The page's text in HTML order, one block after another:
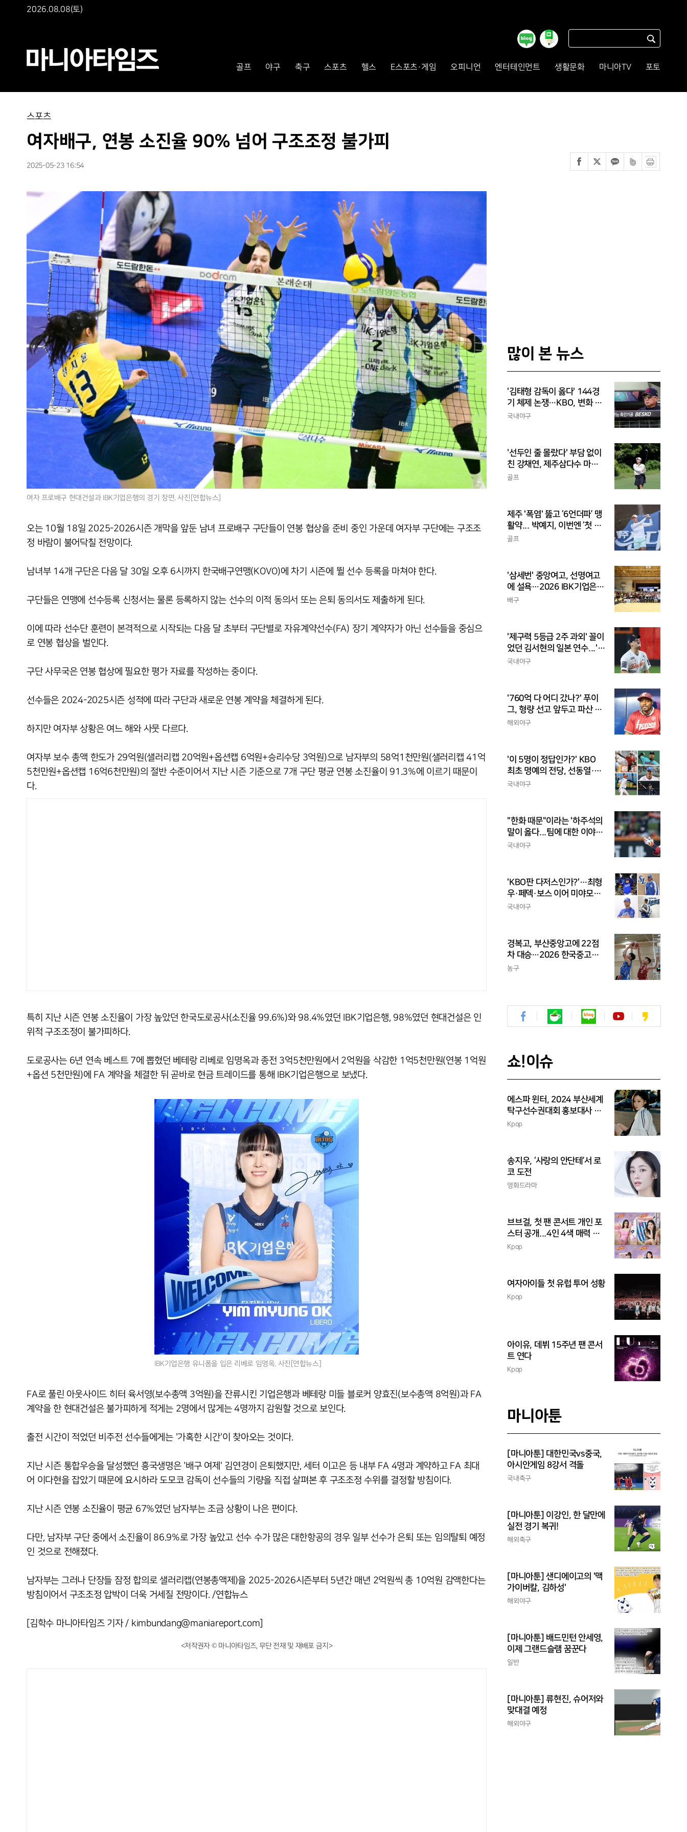
2026.08.08(토)
골프 야구 축구 스포츠 헬스 E스포츠·게임 오피니언 엔터테인먼트 생활문화 마니아TV 포토
스포츠
여자배구, 연봉 소진율 90% 넘어 구조조정 불가피
2025-05-23 16:54
여자 프로배구 현대건설과 IBK기업은행의 경기 장면. 사진[연합뉴스]
오는 10월 18일 2025-2026시즌 개막을 앞둔 남녀 프로배구 구단들이 연봉 협상을 준비 중인 가운데 여자부 구단에는 구조조
정 바람이 불어닥칠 전망이다.
남녀부 14개 구단은 다음 달 30일 오후 6시까지 한국배구연맹(KOVO)에 차기 시즌에 뛸 선수 등록을 마쳐야 한다.
구단들은 연맹에 선수등록 신청서는 물론 등록하지 않는 선수의 이적 동의서 또는 은퇴 동의서도 제출하게 된다.
이에 따라 선수단 훈련이 본격적으로 시작되는 다음 달 초부터 구단별로 자유계약선수(FA) 장기 계약자가 아닌 선수들을 중심으
로 연봉 협상을 벌인다.
구단 사무국은 연봉 협상에 필요한 평가 자료를 작성하는 중이다.
선수들은 2024-2025시즌 성적에 따라 구단과 새로운 연봉 계약을 체결하게 된다.
하지만 여자부 상황은 여느 해와 사뭇 다르다.
여자부 보수 총액 한도가 29억원(샐러리캡 20억원+옵션캡 6억원+승리수당 3억원)으로 남자부의 58억1천만원(샐러리캡 41억
5천만원+옵션캡 16억6천만원)의 절반 수준이어서 지난 시즌 기준으로 7개 구단 평균 연봉 소진율이 91.3%에 이르기 때문이
다.
특히 지난 시즌 연봉 소진율이 가장 높았던 한국도로공사(소진율 99.6%)와 98.4%였던 IBK기업은행, 98%였던 현대건설은 인
위적 구조조정이 불가피하다.
도로공사는 6년 연속 베스트 7에 뽑혔던 베테랑 리베로 임명옥과 종전 3억5천만원에서 2억원을 삭감한 1억5천만원(연봉 1억원
+옵션 5천만원)에 FA 계약을 체결한 뒤 곧바로 현금 트레이드를 통해 IBK기업은행으로 보냈다.
IBK기업은행 유니폼을 입은 리베로 임명옥. 사진[연합뉴스]
FA로 풀린 아웃사이드 히터 육서영(보수총액 3억원)을 잔류시킨 기업은행과 베테랑 미들 블로커 양효진(보수총액 8억원)과 FA
계약을 한 현대건설은 불가피하게 적게는 2명에서 많게는 4명까지 감원할 것으로 보인다.
출전 시간이 적었던 비주전 선수들에게는 '가혹한 시간'이 찾아오는 것이다.
지난 시즌 통합우승을 달성했던 흥국생명은 '배구 여제' 김연경이 은퇴했지만, 세터 이고은 등 내부 FA 4명과 계약하고 FA 최대
어 이다현을 잡았기 때문에 요시하라 도모코 감독이 선수들의 기량을 직접 살펴본 후 구조조정 수위를 결정할 방침이다.
지난 시즌 연봉 소진율이 평균 67%였던 남자부는 조금 상황이 나은 편이다.
다만, 남자부 구단 중에서 소진율이 86.9%로 가장 높았고 선수 수가 많은 대한항공의 경우 일부 선수가 은퇴 또는 임의탈퇴 예정
인 것으로 전해졌다.
남자부는 그러나 단장들 잠정 합의로 샐러리캡(연봉총액제)을 2025-2026시즌부터 5년간 매년 2억원씩 총 10억원 감액한다는
방침이어서 구조조정 압박이 더욱 거세질 전망이다. /연합뉴스
[김학수 마니아타임즈 기자 / kimbundang@maniareport.com]
<저작권자 © 마니아타임즈, 무단 전재 및 재배포 금지>
많이 본 뉴스
'김태형 감독이 옳다' 144경
기 체제 논쟁…KBO, 변화 고
민해야, 환경에 맞는 경기 수
국내야구
'선두인 줄 몰랐다' 부담 없이
친 강채연, 제주삼다수 마스
터스 2R 단독 선두
골프
제주 '폭염' 뚫고 ‘6언더파’ 맹
활약... 박예지, 이번엔 ‘첫 우
승’ 가나
골프
'삼세번' 중앙여고, 선명여고
에 설욕…2026 IBK기업은행
배 전국중고배구대회 우승
배구
'제구력 5등급 2주 과외' 꼴이
었던 김서현의 일본 연수...'종
합검진표'에 불과
국내야구
'760억 다 어디 갔나?' 푸이
그, 형량 선고 앞두고 파산 신
청
해외야구
'이 5명이 정답인가?' KBO
최초 명예의 전당, 선동열·최
동원·이승엽·송진우·김응용
국내야구
"한화 때문"이라는 '하주석의
말이 옳다...팀에 대한 이야
기, 끝까지 안 하는 게 도리
국내야구
'KBO판 다저스인가?'…최형
우·페덱·보스 이어 미야모리
까지, 삼성의 '스펙 만렙' 승부
국내야구
경복고, 부산중앙고에 22점
차 대승…2026 한국중고농
구 주말리그 왕중왕전 첫 승
농구
쇼!이슈
에스파 윈터, 2024 부산세계
탁구선수권대회 홍보대사 위
촉
Kpop
송지우, ‘사랑의 안단테’서 로
코 도전
영화드라마
브브걸, 첫 팬 콘서트 개인 포
스터 공개...4인 4색 매력 발
산
Kpop
여자아이들 첫 유럽 투어 성황
Kpop
아이유, 데뷔 15주년 팬 콘서
트 연다
Kpop
마니아툰
[마니아툰] 대한민국vs중국,
아시안게임 8강서 격돌
국내축구
[마니아툰] 이강인, 한 달만에
실전 경기 복귀!
해외축구
[마니아툰] 샌디에이고의 '맥
가이버칼, 김하성'
해외야구
[마니아툰] 배드민턴 안세영,
이제 그랜드슬램 꿈꾼다
일반
[마니아툰] 류현진, 슈어저와
맞대결 예정
해외야구